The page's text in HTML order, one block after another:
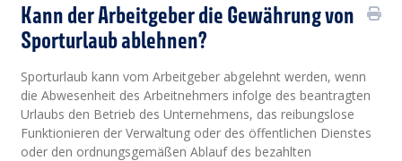
Kann der Arbeitgeber die Gewährung von
Sporturlaub ablehnen?
Sporturlaub kann vom Arbeitgeber abgelehnt werden, wenn
die Abwesenheit des Arbeitnehmers infolge des beantragten
Urlaubs den Betrieb des Unternehmens, das reibungslose
Funktionieren der Verwaltung oder des öffentlichen Dienstes
oder den ordnungsgemäßen Ablauf des bezahlten